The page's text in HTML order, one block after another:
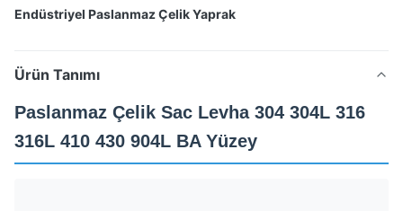
Endüstriyel Paslanmaz Çelik Yaprak
Ürün Tanımı
Paslanmaz Çelik Sac Levha 304 304L 316
316L 410 430 904L BA Yüzey